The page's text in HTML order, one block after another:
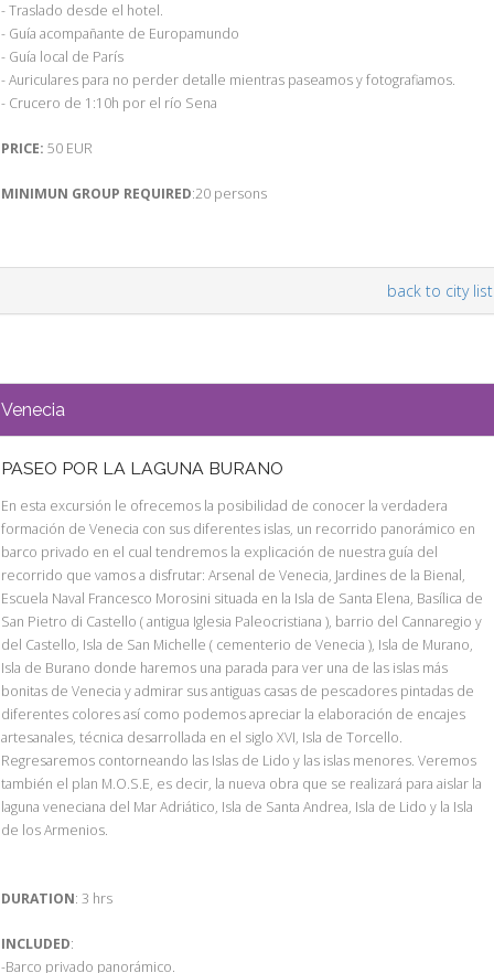
- Traslado desde el hotel.
- Guía acompañante de Europamundo
- Guía local de París
- Auriculares para no perder detalle mientras paseamos y fotografiamos.
- Crucero de 1:10h por el río Sena
PRICE: 50 EUR
MINIMUN GROUP REQUIRED:20 persons
back to city list
Venecia
PASEO POR LA LAGUNA BURANO
En esta excursión le ofrecemos la posibilidad de conocer la verdadera
formación de Venecia con sus diferentes islas, un recorrido panorámico en
barco privado en el cual tendremos la explicación de nuestra guía del
recorrido que vamos a disfrutar: Arsenal de Venecia, Jardines de la Bienal,
Escuela Naval Francesco Morosini situada en la Isla de Santa Elena, Basílica de
San Pietro di Castello ( antigua Iglesia Paleocristiana ), barrio del Cannaregio y
del Castello, Isla de San Michelle ( cementerio de Venecia ), Isla de Murano,
Isla de Burano donde haremos una parada para ver una de las islas más
bonitas de Venecia y admirar sus antiguas casas de pescadores pintadas de
diferentes colores así como podemos apreciar la elaboración de encajes
artesanales, técnica desarrollada en el siglo XVI, Isla de Torcello.
Regresaremos contorneando las Islas de Lido y las islas menores. Veremos
también el plan M.O.S.E, es decir, la nueva obra que se realizará para aislar la
laguna veneciana del Mar Adriático, Isla de Santa Andrea, Isla de Lido y la Isla
de los Armenios.
DURATION: 3 hrs
INCLUDED:
-Barco privado panorámico.